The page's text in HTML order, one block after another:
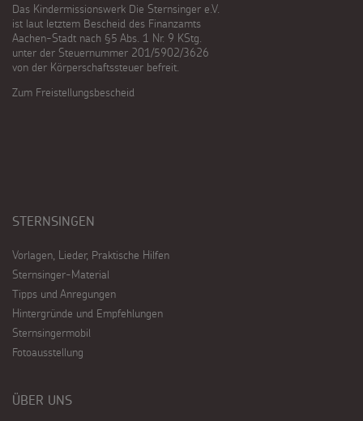
Das Kindermissionswerk Die Sternsinger e.V.
ist laut letztem Bescheid des Finanzamts
Aachen-Stadt nach §5 Abs. 1 Nr. 9 KStg.
unter der Steuernummer 201/5902/3626
von der Körperschaftssteuer befreit.
Zum Freistellungsbescheid
STERNSINGEN
Vorlagen, Lieder, Praktische Hilfen
Sternsinger-Material
Tipps und Anregungen
Hintergründe und Empfehlungen
Sternsingermobil
Fotoausstellung
ÜBER UNS